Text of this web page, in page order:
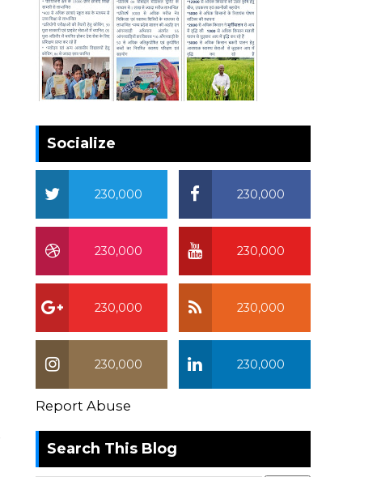
Socialize
230,000
230,000
230,000
230,000
230,000
230,000
230,000
230,000
Report Abuse
Search This Blog